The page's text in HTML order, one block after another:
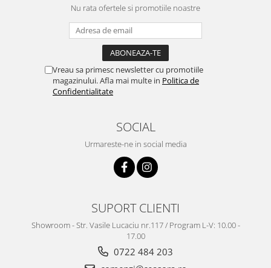
Nu rata ofertele si promotiile noastre
Vreau sa primesc newsletter cu promotiile
magazinului. Afla mai multe in Politica de
Confidentialitate
SOCIAL
Urmareste-ne in social media
SUPORT CLIENTI
Showroom - Str. Vasile Lucaciu nr.117 / Program L-V: 10.00 -
17.00
0722 484 203